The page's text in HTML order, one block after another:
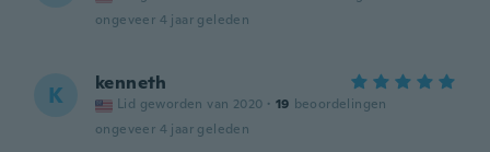
ongeveer 4 jaar geleden
K kenneth
Lid geworden van 2020 · 19 beoordelingen
ongeveer 4 jaar geleden